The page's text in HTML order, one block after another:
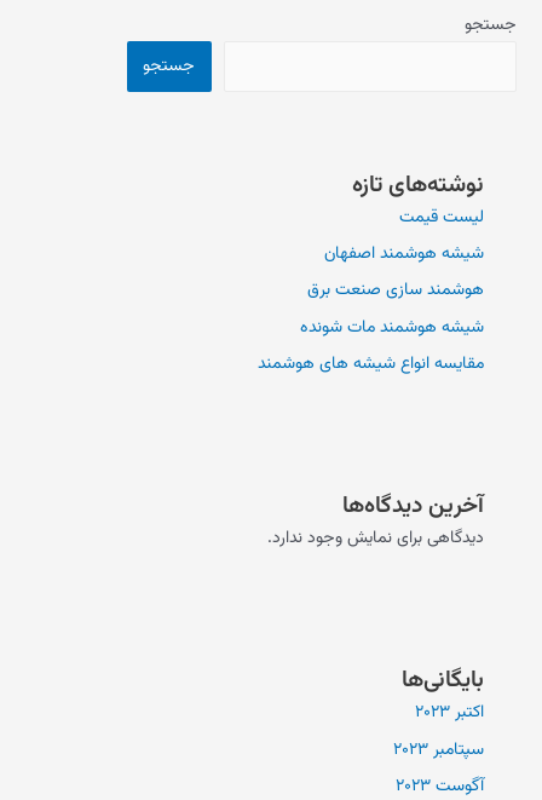
جستجو
جستجو
نوشته‌های تازه
لیست قیمت
شیشه هوشمند اصفهان
هوشمند سازی صنعت برق
شیشه هوشمند مات شونده
مقایسه انواع شیشه های هوشمند
آخرین دیدگاه‌ها
دیدگاهی برای نمایش وجود ندارد.
بایگانی‌ها
اکتبر 2023
سپتامبر 2023
آگوست 2023